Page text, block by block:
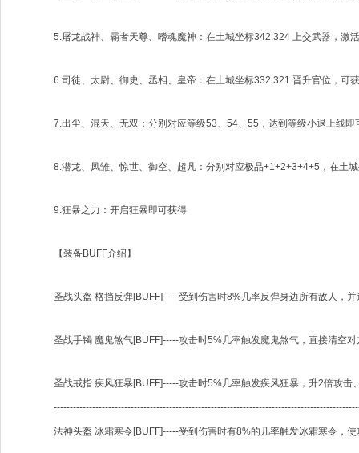
5.屠龙战神、霸者天尊、嗜魂魔神：在土城坐标342.324 上交武器，激
6.司徒、太尉、御史、丞相、皇帝：在土城坐标332.321 晋升官位，可
7.出尘、混天、无双：分别对应等级53、54、55，达到等级小退上线即
8.潜龙、凤雏、惊世、御空、超凡：分别对应极品+1+2+3+4+5，在土
9.狂暴之力：开启狂暴即可获得
【装备BUFF介绍】
圣战头盔 格挡反弹[BUFF]-----受到伤害时8%几率反弹身边所有敌人，
圣战手镯 魔鬼煞气[BUFF]-----攻击时5%几率触发魔鬼煞气，直接清空
圣战戒指 疾风狂暴[BUFF]-----攻击时5%几率触发疾风狂暴，升2倍攻
法神头盔 冰霜寒令[BUFF]-----受到伤害时有8%的几率触发冰霜寒令，